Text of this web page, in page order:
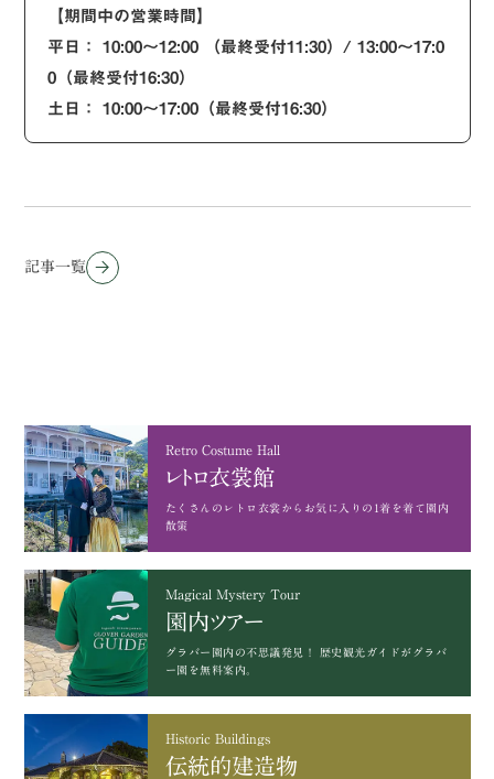
【期間中の営業時間】
平日： 10:00～12:00
（最終受付11:30） / 13:00～17:0
0（最終受付16:30）
土日： 10:00～17:00（最終受付16:30）
記事一覧
Retro Costume Hall
レトロ衣裳館
たくさんのレトロ衣裳から お気に入りの1着を着て園内
散策
Magical Mystery Tour
園内ツアー
グラバー園内の不思議発見！
歴史観光ガイドがグラバ
ー園を無料案内。
Historic Buildings
伝統的建造物